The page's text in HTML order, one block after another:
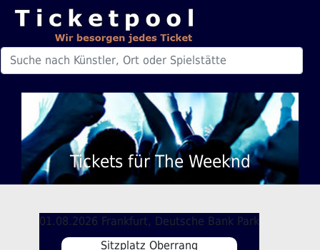
Tickets für The Weeknd
01.08.2026 Frankfurt, Deutsche Bank Park
Sitzplatz Oberrang